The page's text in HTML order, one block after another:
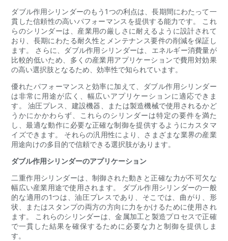
ダブル作用シリンダーのもう1つの利点は、長期間にわたって一
貫した信頼性の高いパフォーマンスを提供する能力です。 これ
らのシリンダーは、産業用の厳しさに耐えるように設計されて
おり、長期にわたる耐久性とメンテナンス要件の削減を保証し
ます。 さらに、ダブル作用シリンダーは、エネルギー消費量が
比較的低いため、多くの産業用アプリケーションで費用対効果
の高い選択肢となるため、効率性で知られています。
優れたパフォーマンスと効率に加えて、ダブル作用シリンダー
は非常に用途が広く、幅広いアプリケーションに適応できま
す。 油圧プレス、建設機器、または製造機械で使用されるかど
うかにかかわらず、これらのシリンダーは特定の要件を満た
し、最適な動作に必要な正確な制御を提供するようにカスタマ
イズできます。 それらの汎用性により、さまざまな業界の産業
用途向けの多目的で信頼できる選択肢があります。
ダブル作用シリンダーのアプリケーション
二重作用シリンダーは、制御された動きと正確な力が不可欠な
幅広い産業用途で使用されます。 ダブル作用シリンダーの一般
的な適用の1つは、油圧プレスであり、そこでは、曲がり、形
状、またはスタンプの両方の方向に力をかけるために使用され
ます。 これらのシリンダーは、金属加工と製造プロセスで正確
で一貫した結果を確保するために必要な力と制御を提供しま
す。